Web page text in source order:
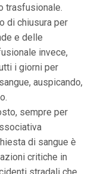
trasfusionale.
di chiusura per
e delle
invece,
i giorni per
auspicando,
sempre per
di sangue è
critiche in